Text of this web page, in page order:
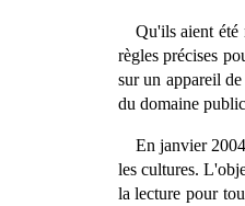
Qu'ils aient
règles précises
sur un appareil
du domaine
En janvier
les cultures.
la lecture pour